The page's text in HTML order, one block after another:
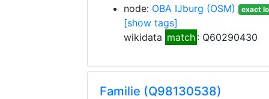
node: OBA IJburg (OSM) exact
[show tags]
wikidata match : Q60290430
Familie (Q98130538)